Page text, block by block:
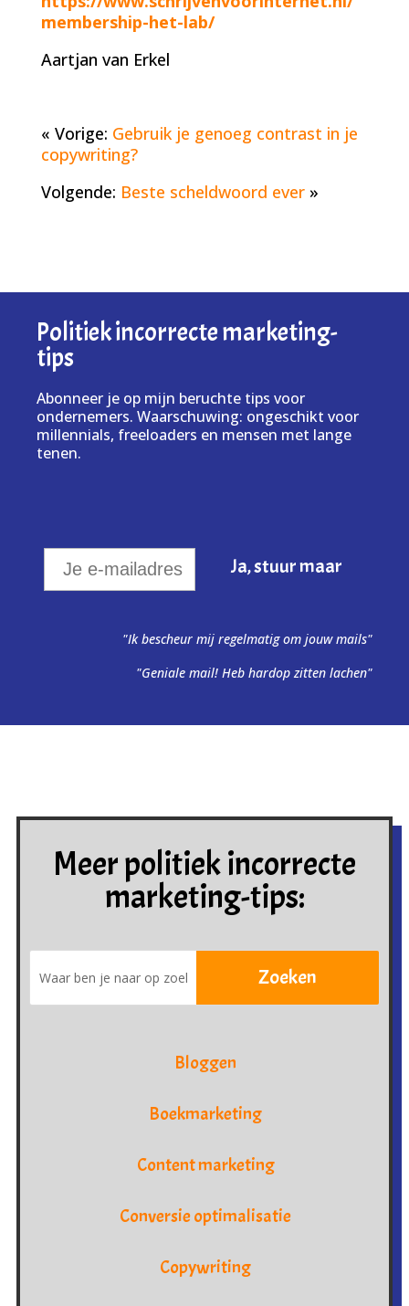
membership-het-lab/
Aartjan van Erkel
« Vorige: Gebruik je genoeg contrast in je
copywriting?
Volgende: Beste scheldwoord ever»
Politiek incorrecte marketing-
tips
Abonneer je op mijn beruchte tips voor
ondernemers. Waarschuwing: ongeschikt voor
millennials, freeloaders en mensen met lange
tenen.
"Ik bescheur mij regelmatig om jouw mails"
"Geniale mail! Heb hardop zitten lachen"
Meer politiek incorrecte
marketing-tips:
Bloggen
Boekmarketing
Content marketing
Conversie optimalisatie
Copywriting